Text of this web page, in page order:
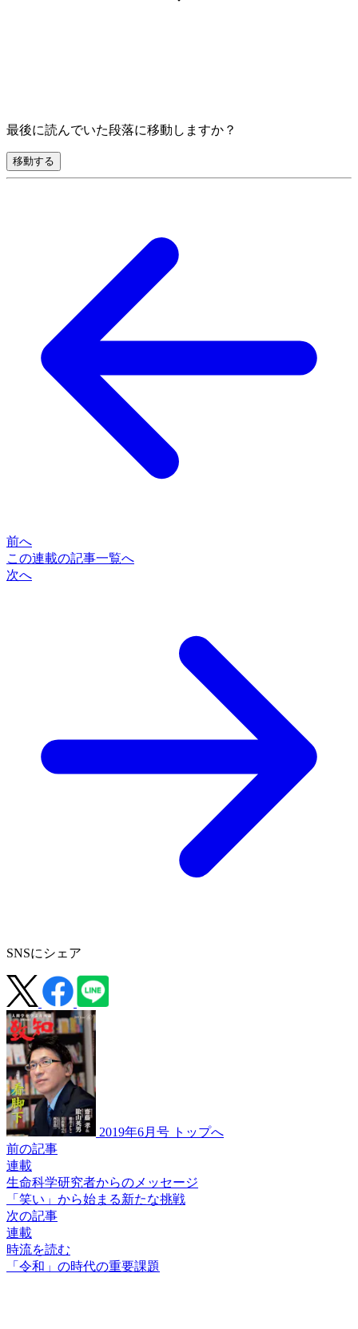
最後に読んでいた段落に移動しますか？
移動する
前へ
この連載の記事一覧へ
次へ
SNSにシェア
2019年6月号 トップへ
前の記事
連載
生命科学研究者からのメッセージ
「笑い」から始まる新たな挑戦
次の記事
連載
時流を読む
「令和」の時代の重要課題